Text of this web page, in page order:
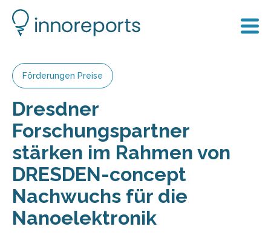
Förderungen Preise
Dresdner
Forschungspartner
stärken im Rahmen von
DRESDEN-concept
Nachwuchs für die
Nanoelektronik